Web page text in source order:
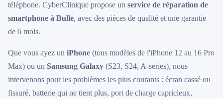
téléphone. CyberClinique propose un service de réparation de
smartphone à Bulle, avec des pièces de qualité et une garantie
de 6 mois.
Que vous ayez un iPhone (tous modèles de l'iPhone 12 au 16 Pro
Max) ou un Samsung Galaxy (S23, S24, A-series), nous
intervenons pour les problèmes les plus courants : écran cassé ou
fissuré, batterie qui ne tient plus, port de charge capricieux,